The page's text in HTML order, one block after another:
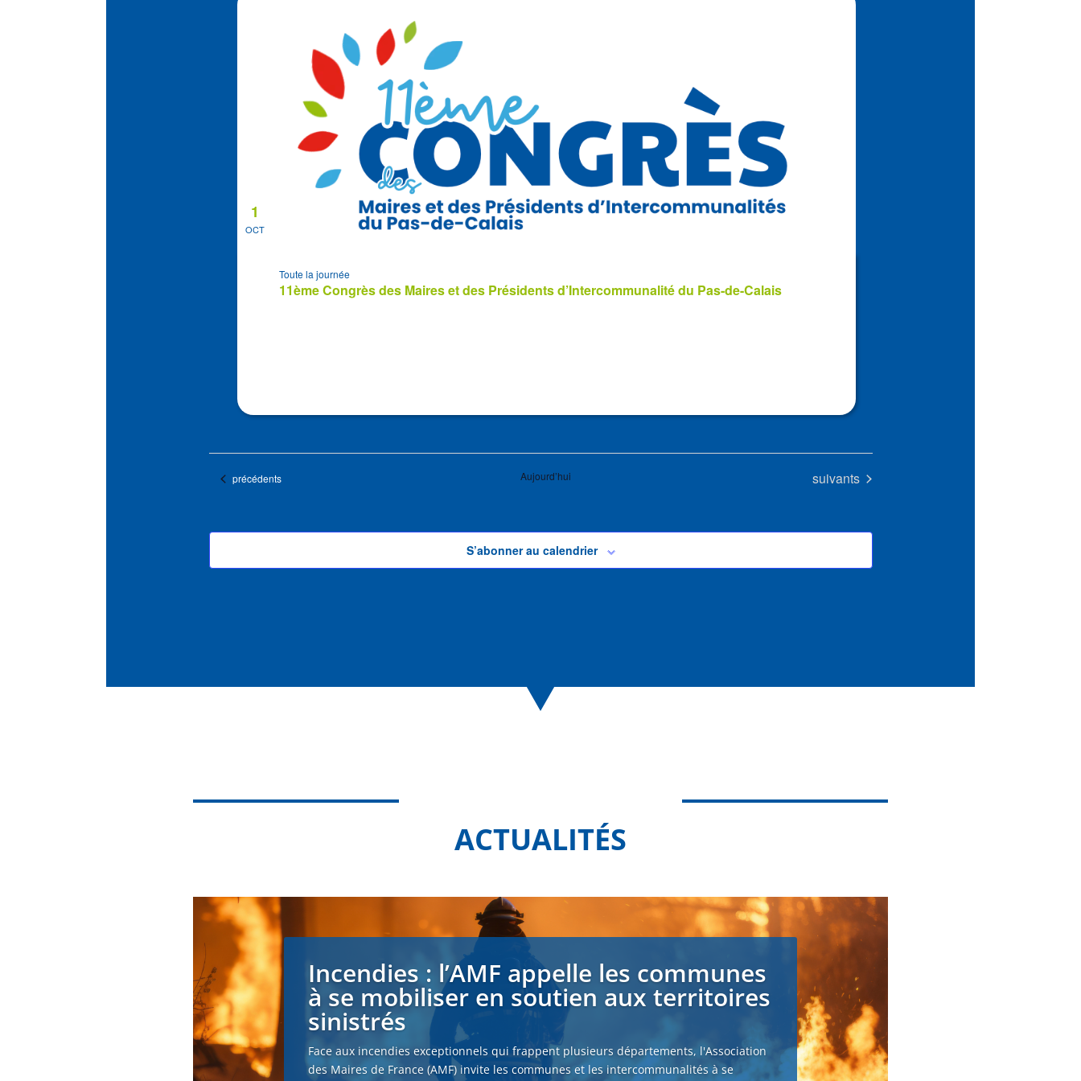
OCT
1
11ème Congrès des Maires et des Présidents d’Intercommunalité du Pas-de-Calais
Toute la journée
Évènements
précédents Aujourd’hui Évènements
suivants
S’abonner au calendrier
ACTUALITÉS
Incendies : l’AMF appelle les communes
à se mobiliser en soutien aux territoires
sinistrés
Face aux incendies exceptionnels qui frappent plusieurs départements, l'Association
des Maires de France (AMF) invite les communes et les intercommunalités à se